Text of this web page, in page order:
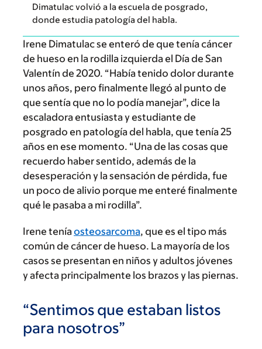
Dimatulac volvió a la escuela de posgrado,
donde estudia patología del habla.
Irene Dimatulac se enteró de que tenía cáncer
de hueso en la rodilla izquierda el Día de San
Valentín de 2020. “Había tenido dolor durante
unos años, pero finalmente llegó al punto de
que sentía que no lo podía manejar”, dice la
escaladora entusiasta y estudiante de
posgrado en patología del habla, que tenía 25
años en ese momento. “Una de las cosas que
recuerdo haber sentido, además de la
desesperación y la sensación de pérdida, fue
un poco de alivio porque me enteré finalmente
qué le pasaba a mi rodilla”.
Irene teníaosteosarcoma, que es el tipo más
común de cáncer de hueso. La mayoría de los
casos se presentan en niños y adultos jóvenes
y afecta principalmente los brazos y las piernas.
“Sentimos que estaban listos
para nosotros”